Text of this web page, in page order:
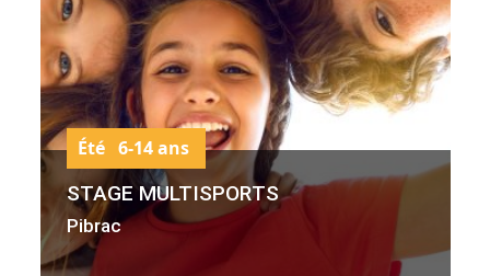
STAGE MULTISPORTS
Pibrac
Été 6-14 ans